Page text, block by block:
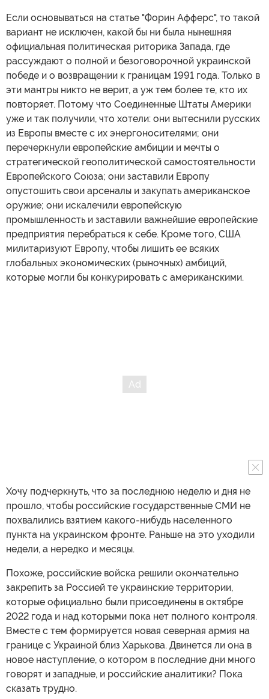
Если основываться на статье "Форин Афферс", то такой
вариант не исключен, какой бы ни была нынешняя
официальная политическая риторика Запада, где
рассуждают о полной и безоговорочной украинской
победе и о возвращении к границам 1991 года. Только в
эти мантры никто не верит, а уж тем более те, кто их
повторяет. Потому что Соединенные Штаты Америки
уже и так получили, что хотели: они вытеснили русских
из Европы вместе с их энергоносителями; они
перечеркнули европейские амбиции и мечты о
стратегической геополитической самостоятельности
Европейского Союза; они заставили Европу
опустошить свои арсеналы и закупать американское
оружие; они искалечили европейскую
промышленность и заставили важнейшие европейские
предприятия перебраться к себе. Кроме того, США
милитаризуют Европу, чтобы лишить ее всяких
глобальных экономических (рыночных) амбиций,
которые могли бы конкурировать с американскими.
Хочу подчеркнуть, что за последнюю неделю и дня не
прошло, чтобы российские государственные СМИ не
похвалились взятием какого-нибудь населенного
пункта на украинском фронте. Раньше на это уходили
недели, а нередко и месяцы.
Похоже, российские войска решили окончательно
закрепить за Россией те украинские территории,
которые официально были присоединены в октябре
2022 года и над которыми пока нет полного контроля.
Вместе с тем формируется новая северная армия на
границе с Украиной близ Харькова. Двинется ли она в
новое наступление, о котором в последние дни много
говорят и западные, и российские аналитики? Пока
сказать трудно.